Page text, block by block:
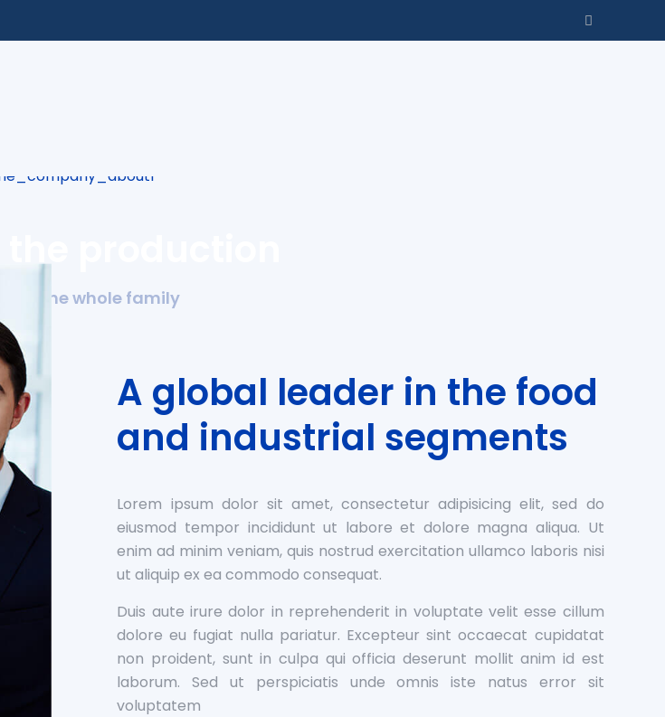
the production
for the whole family
A global leader in the food
and industrial segments
Lorem ipsum dolor sit amet, consectetur adipisicing elit, sed do
eiusmod tempor incididunt ut labore et dolore magna aliqua. Ut
enim ad minim veniam, quis nostrud exercitation ullamco laboris nisi
ut aliquip ex ea commodo consequat.
Duis aute irure dolor in reprehenderit in voluptate velit esse cillum
dolore eu fugiat nulla pariatur. Excepteur sint occaecat cupidatat
non proident, sunt in culpa qui officia deserunt mollit anim id est
laborum. Sed ut perspiciatis unde omnis iste natus error sit
voluptatem